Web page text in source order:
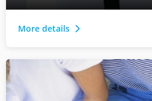
More details